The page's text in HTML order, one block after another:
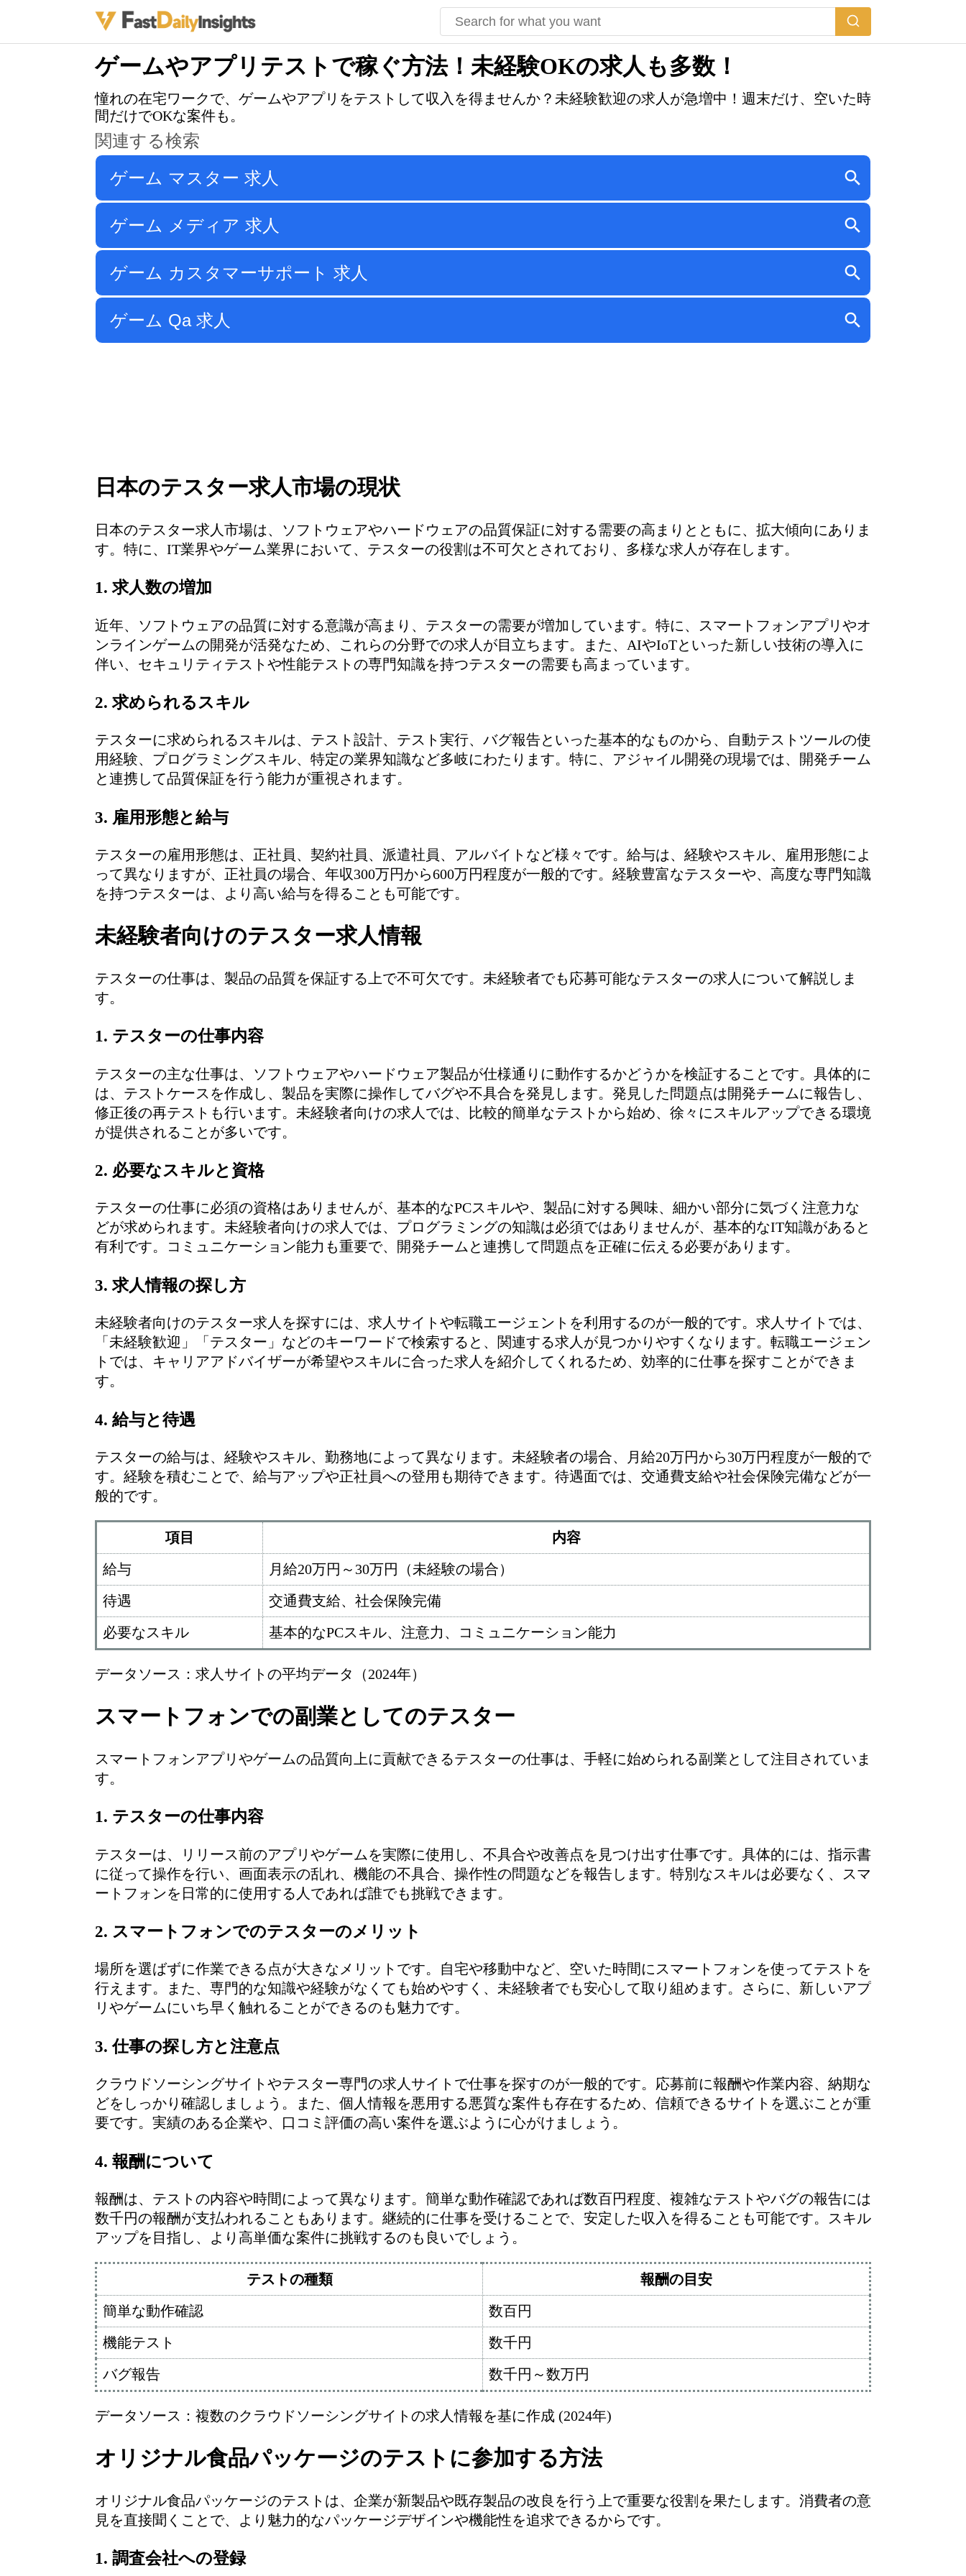
ゲームやアプリテストで稼ぐ方法！未経験OKの求人も多数！
憧れの在宅ワークで、ゲームやアプリをテストして収入を得ませんか？未経験歓迎の求人が急増中！週末だけ、空いた時
間だけでOKな案件も。
日本のテスター求人市場の現状
日本のテスター求人市場は、ソフトウェアやハードウェアの品質保証に対する需要の高まりとともに、拡大傾向にありま
す。特に、IT業界やゲーム業界において、テスターの役割は不可欠とされており、多様な求人が存在します。
1. 求人数の増加
近年、ソフトウェアの品質に対する意識が高まり、テスターの需要が増加しています。特に、スマートフォンアプリやオ
ンラインゲームの開発が活発なため、これらの分野での求人が目立ちます。また、AIやIoTといった新しい技術の導入に
伴い、セキュリティテストや性能テストの専門知識を持つテスターの需要も高まっています。
2. 求められるスキル
テスターに求められるスキルは、テスト設計、テスト実行、バグ報告といった基本的なものから、自動テストツールの使
用経験、プログラミングスキル、特定の業界知識など多岐にわたります。特に、アジャイル開発の現場では、開発チーム
と連携して品質保証を行う能力が重視されます。
3. 雇用形態と給与
テスターの雇用形態は、正社員、契約社員、派遣社員、アルバイトなど様々です。給与は、経験やスキル、雇用形態によ
って異なりますが、正社員の場合、年収300万円から600万円程度が一般的です。経験豊富なテスターや、高度な専門知識
を持つテスターは、より高い給与を得ることも可能です。
未経験者向けのテスター求人情報
テスターの仕事は、製品の品質を保証する上で不可欠です。未経験者でも応募可能なテスターの求人について解説しま
す。
1. テスターの仕事内容
テスターの主な仕事は、ソフトウェアやハードウェア製品が仕様通りに動作するかどうかを検証することです。具体的に
は、テストケースを作成し、製品を実際に操作してバグや不具合を発見します。発見した問題点は開発チームに報告し、
修正後の再テストも行います。未経験者向けの求人では、比較的簡単なテストから始め、徐々にスキルアップできる環境
が提供されることが多いです。
2. 必要なスキルと資格
テスターの仕事に必須の資格はありませんが、基本的なPCスキルや、製品に対する興味、細かい部分に気づく注意力な
どが求められます。未経験者向けの求人では、プログラミングの知識は必須ではありませんが、基本的なIT知識があると
有利です。コミュニケーション能力も重要で、開発チームと連携して問題点を正確に伝える必要があります。
3. 求人情報の探し方
未経験者向けのテスター求人を探すには、求人サイトや転職エージェントを利用するのが一般的です。求人サイトでは、
「未経験歓迎」「テスター」などのキーワードで検索すると、関連する求人が見つかりやすくなります。転職エージェン
トでは、キャリアアドバイザーが希望やスキルに合った求人を紹介してくれるため、効率的に仕事を探すことができま
す。
4. 給与と待遇
テスターの給与は、経験やスキル、勤務地によって異なります。未経験者の場合、月給20万円から30万円程度が一般的で
す。経験を積むことで、給与アップや正社員への登用も期待できます。待遇面では、交通費支給や社会保険完備などが一
般的です。
項目
内容
給与
月給20万円～30万円（未経験の場合）
待遇
交通費支給、社会保険完備
必要なスキル
基本的なPCスキル、注意力、コミュニケーション能力
データソース：求人サイトの平均データ（2024年）
スマートフォンでの副業としてのテスター
スマートフォンアプリやゲームの品質向上に貢献できるテスターの仕事は、手軽に始められる副業として注目されていま
す。
1. テスターの仕事内容
テスターは、リリース前のアプリやゲームを実際に使用し、不具合や改善点を見つけ出す仕事です。具体的には、指示書
に従って操作を行い、画面表示の乱れ、機能の不具合、操作性の問題などを報告します。特別なスキルは必要なく、スマ
ートフォンを日常的に使用する人であれば誰でも挑戦できます。
2. スマートフォンでのテスターのメリット
場所を選ばずに作業できる点が大きなメリットです。自宅や移動中など、空いた時間にスマートフォンを使ってテストを
行えます。また、専門的な知識や経験がなくても始めやすく、未経験者でも安心して取り組めます。さらに、新しいアプ
リやゲームにいち早く触れることができるのも魅力です。
3. 仕事の探し方と注意点
クラウドソーシングサイトやテスター専門の求人サイトで仕事を探すのが一般的です。応募前に報酬や作業内容、納期な
どをしっかり確認しましょう。また、個人情報を悪用する悪質な案件も存在するため、信頼できるサイトを選ぶことが重
要です。実績のある企業や、口コミ評価の高い案件を選ぶように心がけましょう。
4. 報酬について
報酬は、テストの内容や時間によって異なります。簡単な動作確認であれば数百円程度、複雑なテストやバグの報告には
数千円の報酬が支払われることもあります。継続的に仕事を受けることで、安定した収入を得ることも可能です。スキル
アップを目指し、より高単価な案件に挑戦するのも良いでしょう。
テストの種類
報酬の目安
簡単な動作確認
数百円
機能テスト
数千円
バグ報告
数千円～数万円
データソース：複数のクラウドソーシングサイトの求人情報を基に作成 (2024年)
オリジナル食品パッケージのテストに参加する方法
オリジナル食品パッケージのテストは、企業が新製品や既存製品の改良を行う上で重要な役割を果たします。消費者の意
見を直接聞くことで、より魅力的なパッケージデザインや機能性を追求できるからです。
1. 調査会社への登録